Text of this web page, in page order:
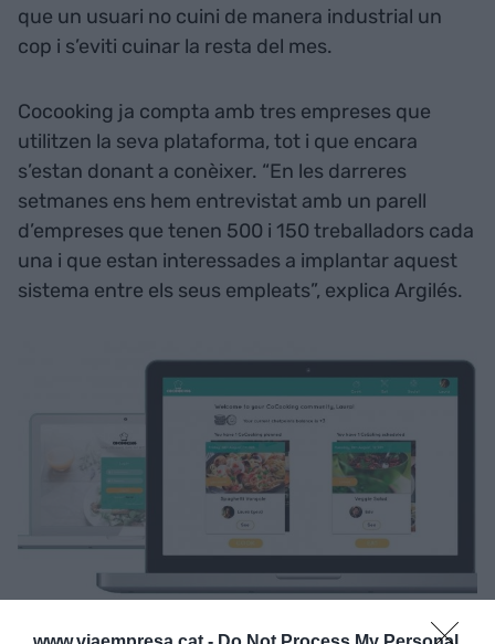
que un usuari no cuini de manera industrial un
cop i s’eviti cuinar la resta del mes.
Cocooking ja compta amb tres empreses que
utilitzen la seva plataforma, tot i que encara
s’estan donant a conèixer. “En les darreres
setmanes ens hem entrevistat amb un parell
d’empreses que tenen 500 i 150 treballadors cada
una i que estan interessades a implantar aquest
sistema entre els seus empleats”, explica Argilés.